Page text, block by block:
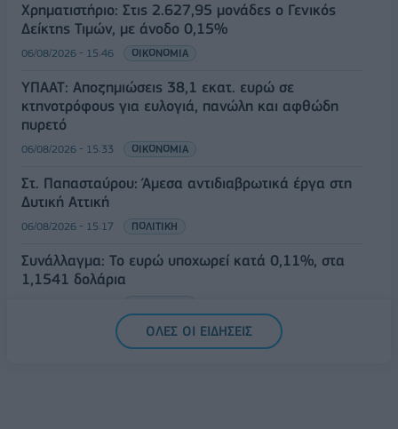
Χρηματιστήριο: Στις 2.627,95 μονάδες ο Γενικός
Δείκτης Τιμών, με άνοδο 0,15%
06/08/2026 - 15:46 ΟΙΚΟΝΟΜΙΑ
ΥΠΑΑΤ: Αποζημιώσεις 38,1 εκατ. ευρώ σε
κτηνοτρόφους για ευλογιά, πανώλη και αφθώδη
πυρετό
06/08/2026 - 15:33 ΟΙΚΟΝΟΜΙΑ
Στ. Παπασταύρου: Άμεσα αντιδιαβρωτικά έργα στη
Δυτική Αττική
06/08/2026 - 15:17 ΠΟΛΙΤΙΚΗ
Συνάλλαγμα: Το ευρώ υποχωρεί κατά 0,11%, στα
1,1541 δολάρια
ΟΛΕΣ ΟΙ ΕΙΔΗΣΕΙΣ